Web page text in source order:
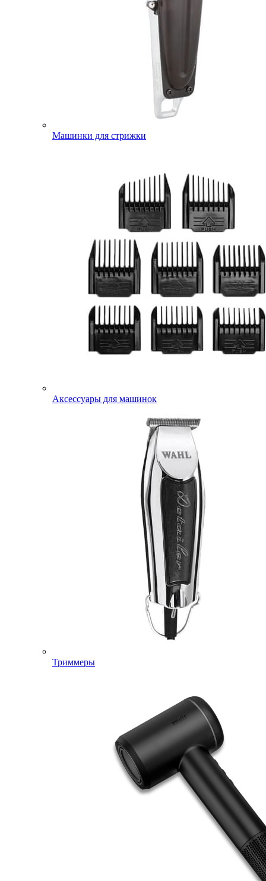
Машинки для стрижки
Аксессуары для машинок
Триммеры